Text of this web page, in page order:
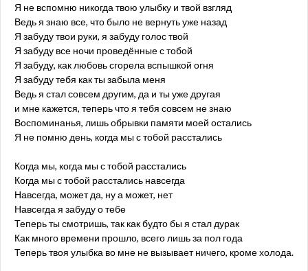
Я не вспомню никогда твою улыбку и твой взгляд
Ведь я знаю все, что было не вернуть уже назад
Я забуду твои руки, я забуду голос твой
Я забуду все ночи проведённые с тобой
Я забуду, как любовь сгорела вспышкой огня
Я забуду тебя как ты забыла меня
Ведь я стал совсем другим, да и ты уже другая
и мне кажется, теперь что я тебя совсем не знаю
Воспоминанья, лишь обрывки памяти моей остались
Я не помню день, когда мы с тобой расстались
Когда мы, когда мы с тобой расстались
Когда мы с тобой расстались навсегда
Навсегда, может да, ну а может, нет
Навсегда я забуду о тебе
Теперь ты смотришь, так как будто бы я стал дурак
Как много времени прошло, всего лишь за пол года
Теперь твоя улыбка во мне не вызывает ничего, кроме холода.